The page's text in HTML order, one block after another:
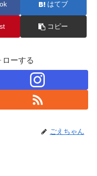
はてブ
コピー
ローする
ごえちゃん